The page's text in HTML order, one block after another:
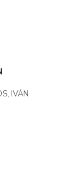
IVÁN